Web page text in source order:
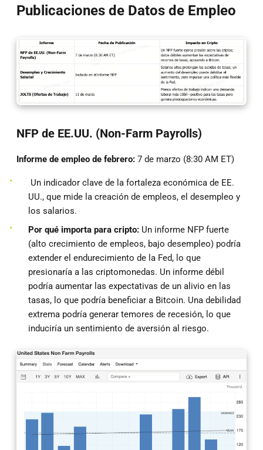
Publicaciones de Datos de Empleo
NFP de EE.UU. (Non-Farm Payrolls)
Informe de empleo de febrero: 7 de marzo (8:30 AM ET)
Un indicador clave de la fortaleza económica de EE.
UU., que mide la creación de empleos, el desempleo y
los salarios.
Por qué importa para cripto: Un informe NFP fuerte
(alto crecimiento de empleos, bajo desempleo) podría
extender el endurecimiento de la Fed, lo que
presionaría a las criptomonedas. Un informe débil
podría aumentar las expectativas de un alivio en las
tasas, lo que podría beneficiar a Bitcoin. Una debilidad
extrema podría generar temores de recesión, lo que
induciría un sentimiento de aversión al riesgo.